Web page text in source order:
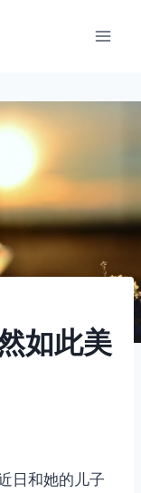
如此美
日和她的儿子